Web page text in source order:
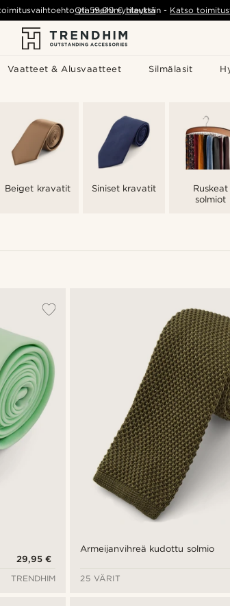
Vaatteet & Alusvaatteet Silmälasit
yli 59,00 €tilauksiin - Katso
Ota meihin yhteyttä
Beiget kravatit Siniset kravatit
Ruskeat
solmiot
29,95 €
TRENDHIM
Armeijanvihreä kudottu solmio
25 VÄRIT